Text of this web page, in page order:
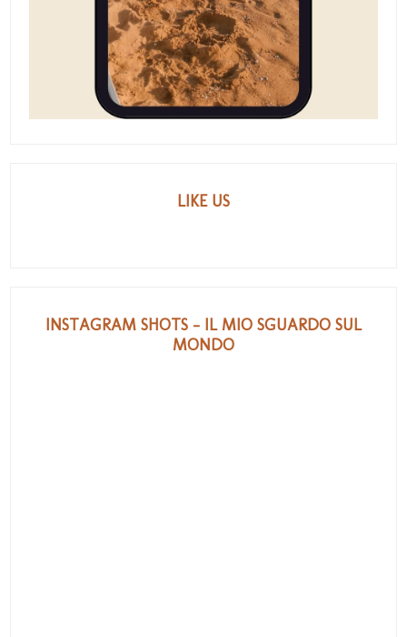
LIKE US
INSTAGRAM SHOTS - IL MIO SGUARDO SUL
MONDO